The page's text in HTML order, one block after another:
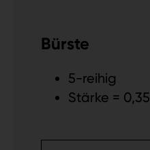
Bürste
5-reihig
Stärke =